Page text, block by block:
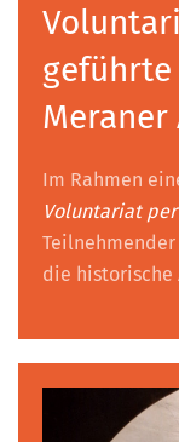
Meraner
Im Rahmen
Voluntariat
die historische